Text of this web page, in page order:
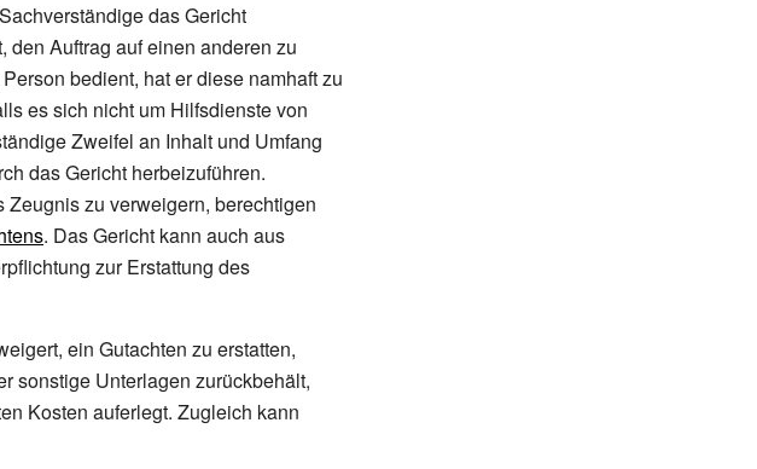
das Gericht
den Auftrag auf einen anderen zu
bedient, hat er diese namhaft zu
es sich nicht um Hilfsdienste von
Zweifel an Inhalt und Umfang
das Gericht herbeizuführen.
zu verweigern, berechtigen
. Das Gericht kann auch aus
zur Erstattung des
ein Gutachten zu erstatten,
sonstige Unterlagen zurückbehält,
Kosten auferlegt. Zugleich kann